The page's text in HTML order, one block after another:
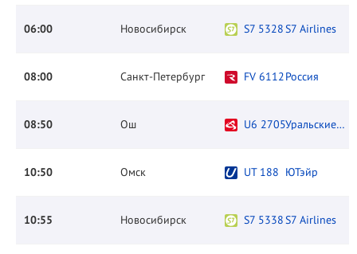
06:00 Новосибирск S7 5328S7 Airlines
08:00 Санкт-Петербург FV 6112Россия
08:50 Ош U6 2705 Уральские авиалинии
10:50 Омск UT 188 ЮТэйр
10:55 Новосибирск S7 5338S7 Airlines